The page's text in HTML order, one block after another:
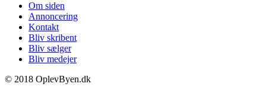
Om siden
Annoncering
Kontakt
Bliv skribent
Bliv sælger
Bliv medejer
© 2018 OplevByen.dk